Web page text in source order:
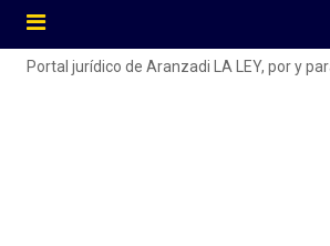
Portal jurídico de Aranzadi LA LEY, por y